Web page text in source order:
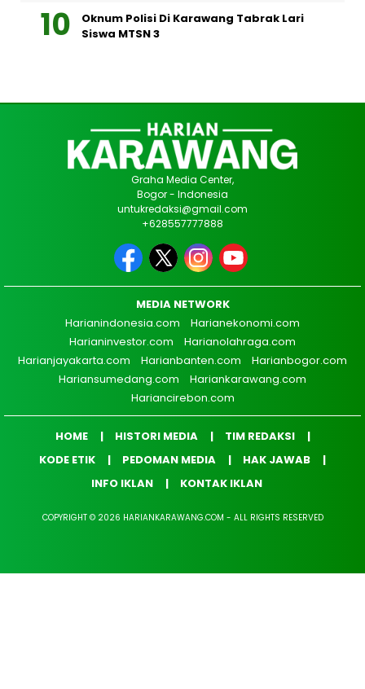
Oknum Polisi Di Karawang Tabrak Lari
Siswa MTSN 3
Graha Media Center,
Bogor - Indonesia
untukredaksi@gmail.com
+628557777888
MEDIA NETWORK
Harianindonesia.com
Harianekonomi.com
Harianinvestor.com
Harianolahraga.com
Harianjayakarta.com
Harianbanten.com
Harianbogor.com
Hariansumedang.com
Hariankarawang.com
Hariancirebon.com
HOME HISTORI MEDIA
TIM REDAKSI
KODE ETIK
PEDOMAN MEDIA
HAK JAWAB
INFO IKLAN
KONTAK IKLAN
COPYRIGHT © 2026 HARIANKARAWANG.COM - ALL RIGHTS RESERVED